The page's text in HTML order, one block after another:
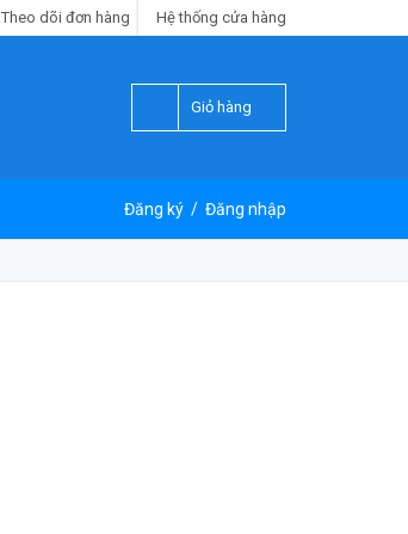
Hệ thống cửa hàng
Theo dõi đơn hàng
Giỏ hàng
Đăng ký / Đăng nhập